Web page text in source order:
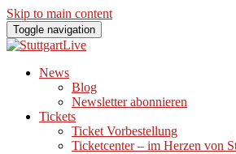
Skip to main content
Toggle navigation
News
Blog
Newsletter abonnieren
Tickets
Ticket Vorbestellung
Ticketcenter – im Herzen von